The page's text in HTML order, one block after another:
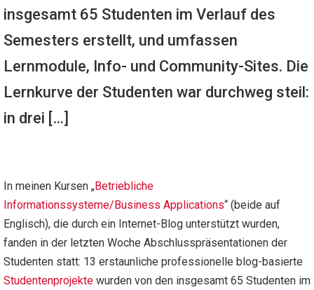
insgesamt 65 Studenten im Verlauf des
Semesters erstellt, und umfassen
Lernmodule, Info- und Community-Sites. Die
Lernkurve der Studenten war durchweg steil:
in drei […]
In meinen Kursen „Betriebliche
Informationssysteme/Business Applications“ (beide auf
Englisch), die durch ein Internet-Blog unterstützt wurden,
fanden in der letzten Woche Abschlusspräsentationen der
Studenten statt: 13 erstaunliche professionelle blog-basierte
Studentenprojekte wurden von den insgesamt 65 Studenten im